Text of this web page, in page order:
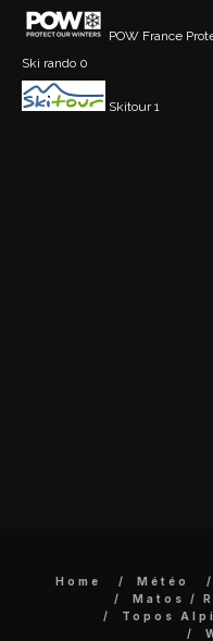
POW France
Ski rando 0
Skitour1
Home Météo
Matos /
Topos